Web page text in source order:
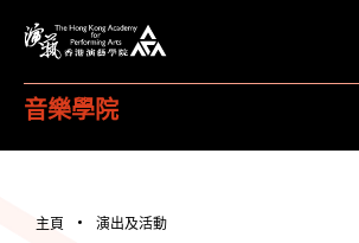
音樂學院
主頁 演出及活動